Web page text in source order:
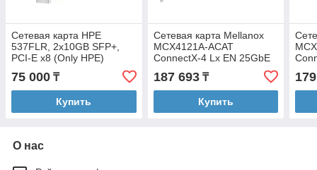
Сетевая карта HPE
537FLR, 2x10GB SFP+,
PCI-E x8 (Only HPE)
75 000 ₸
Купить
Сетевая карта Mellanox
MCX4121A-ACAT
ConnectX-4 Lx EN 25GbE
dual port SFP28, PCIe3.0
x8
187 693₸
Купить
О нас